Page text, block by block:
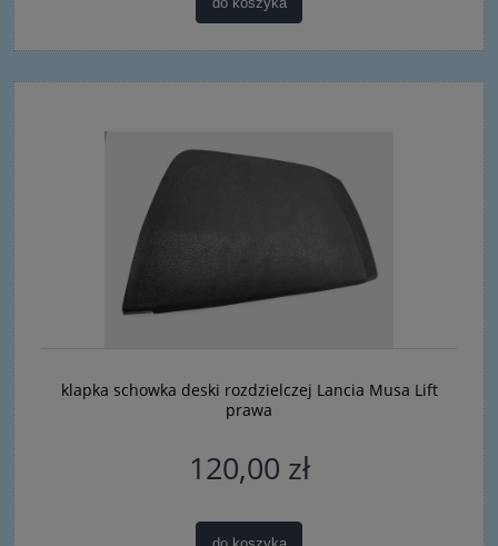
klapka schowka deski rozdzielczej Lancia Musa Lift
prawa
120,00 zł